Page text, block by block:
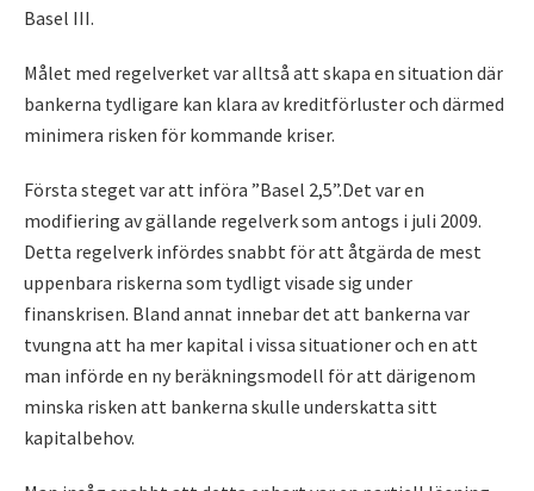
Basel III.
Målet med regelverket var alltså att skapa en situation där
bankerna tydligare kan klara av kreditförluster och därmed
minimera risken för kommande kriser.
Första steget var att införa ”Basel 2,5”.Det var en
modifiering av gällande regelverk som antogs i juli 2009.
Detta regelverk infördes snabbt för att åtgärda de mest
uppenbara riskerna som tydligt visade sig under
finanskrisen. Bland annat innebar det att bankerna var
tvungna att ha mer kapital i vissa situationer och en att
man införde en ny beräkningsmodell för att därigenom
minska risken att bankerna skulle underskatta sitt
kapitalbehov.